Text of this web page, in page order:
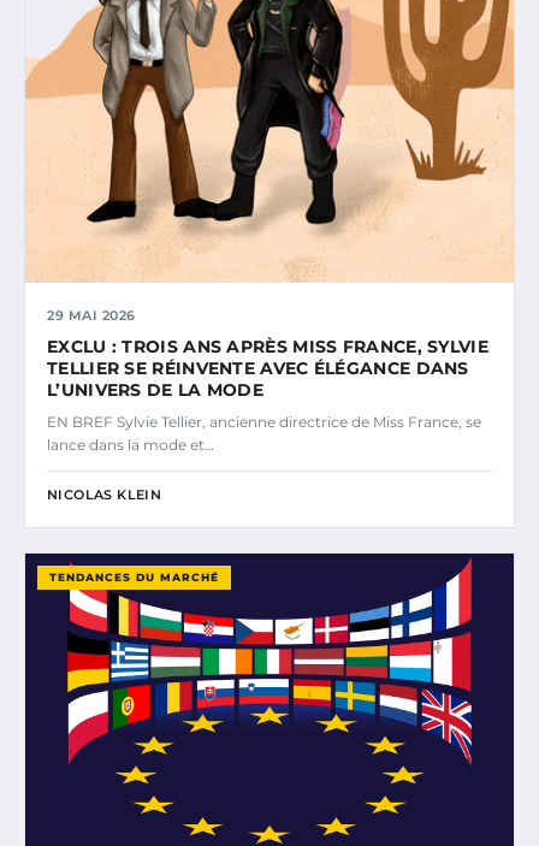
29 MAI 2026
EXCLU : TROIS ANS APRÈS MISS FRANCE, SYLVIE
TELLIER SE RÉINVENTE AVEC ÉLÉGANCE DANS
L’UNIVERS DE LA MODE
EN BREF Sylvie Tellier, ancienne directrice de Miss France, se
lance dans la mode et…
NICOLAS KLEIN
TENDANCES DU MARCHÉ